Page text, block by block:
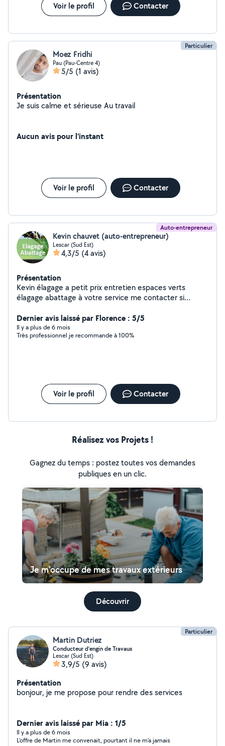
Voir le profil Contacter
Particulier
Moez Fridhi
Pau (Pau-Centre 4)
5/5 (1 avis)
Présentation
Je suis calme et sérieuse Au travail
Aucun avis pour l'instant
Voir le profil Contacter
Auto-entrepreneur
Kevin chauvet (auto-entrepreneur)
Lescar (Sud Est)
4,3/5 (4 avis)
Présentation
Kevin élagage a petit prix entretien espaces verts
élagage abattage à votre service me contacter si
Dernier avis laissé par Florence : 5/5
Il y a plus de 6 mois
Très professionnel je recommande à 100%
Voir le profil Contacter
Réalisez vos Projets !
Gagnez du temps : postez toutes vos demandes
publiques en un clic.
Je m'occupe de mes travaux extérieurs
Découvrir
Particulier
Martin Dutriez
Conducteur d’engin de Travaux
Lescar (Sud Est)
3,9/5 (9 avis)
Présentation
bonjour, je me propose pour rendre des services
Dernier avis laissé par Mia : 1/5
Il y a plus de 6 mois
L’offre de Martin me convenait, pourtant il ne m’a jamais